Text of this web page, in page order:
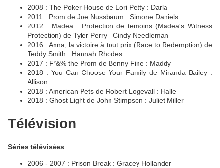
2008 : The Poker House de Lori Petty : Darla
2011 : Prom de Joe Nussbaum : Simone Daniels
2012 : Madea : Protection de témoins (Madea's Witness
Protection) de Tyler Perry : Cindy Needleman
2016 : Anna, la victoire à tout prix (Race to Redemption) de
Teddy Smith : Hannah Rhodes
2017 : F*&% the Prom de Benny Fine : Maddy
2018 : You Can Choose Your Family de Miranda Bailey :
Allison
2018 : American Pets de Robert Logevall : Halle
2018 : Ghost Light de John Stimpson : Juliet Miller
Télévision
Séries télévisées
2006 - 2007 : Prison Break : Gracey Hollander